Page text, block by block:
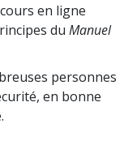
en ligne
du Manuel
personnes
en bonne